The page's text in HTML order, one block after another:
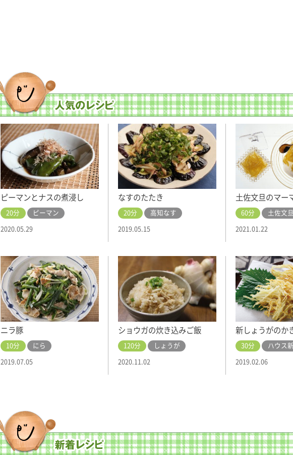
ピーマンとナスの煮浸し
20分 ピーマン
2020.05.29
なすのたたき
20分 高知なす
2019.05.15
土佐文旦のマー
60分 土佐文
2021.01.22
ニラ豚
10分 にら
2019.07.05
ショウガの炊き込みご飯
120分 しょうが
2020.11.02
新しょうがのか
30分 ハウス
2019.02.06